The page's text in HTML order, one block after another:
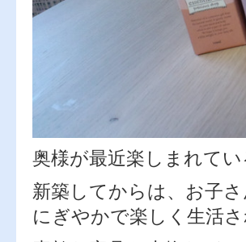
奥様が最近楽しまれて
新築してからは、お子
にぎやかで楽しく生活